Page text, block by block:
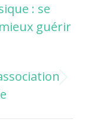
: se
guérir